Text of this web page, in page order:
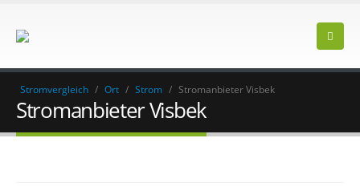
Stromvergleich / Ort / Strom / Stromanbieter Visbek
Stromanbieter Visbek